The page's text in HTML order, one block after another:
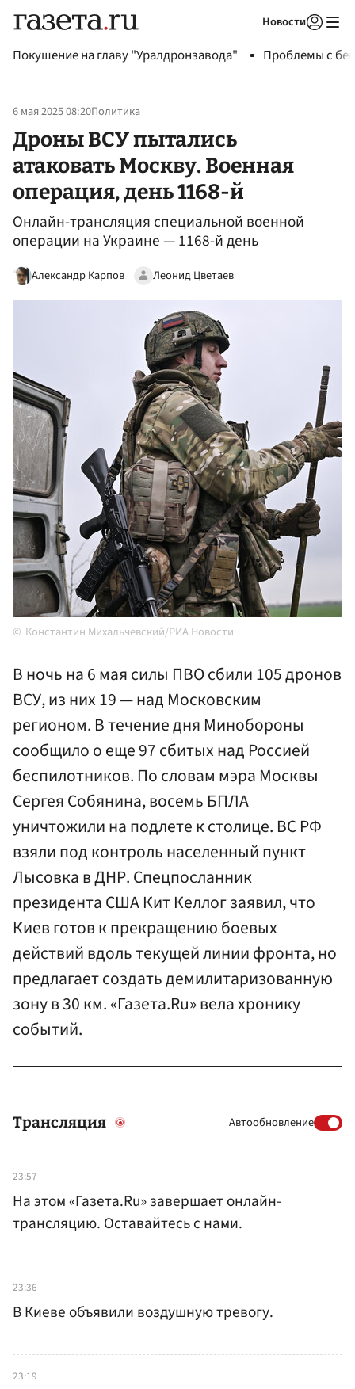
Новости
Покушение на главу "Уралдронзавода" Проблемы с
6 мая 2025 08:20Политика
Дроны ВСУ пытались
атаковать Москву. Военная
операция, день 1168-й
Онлайн-трансляция специальной военной
операции на Украине — 1168-й день
Александр Карпов Леонид Цветаев
Константин Михальчевский/РИА Новости
В ночь на 6 мая силы ПВО сбили 105 дронов
ВСУ, из них 19 — над Московским
регионом. В течение дня Минобороны
сообщило о еще 97 сбитых над Россией
беспилотников. По словам мэра Москвы
Сергея Собянина, восемь БПЛА
уничтожили на подлете к столице. ВС РФ
взяли под контроль населенный пункт
Лысовка в ДНР. Спецпосланник
президента США Кит Келлог заявил, что
Киев готов к прекращению боевых
действий вдоль текущей линии фронта, но
предлагает создать демилитаризованную
зону в 30 км. «Газета.Ru» вела хронику
событий.
Трансляция Автообновление
23:57
На этом «Газета.Ru» завершает онлайн-
трансляцию. Оставайтесь с нами.
23:36
В Киеве объявили воздушную тревогу.
23:19